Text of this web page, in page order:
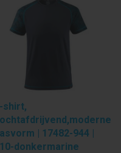
shirt,
| 17482-944 |
donkermarine